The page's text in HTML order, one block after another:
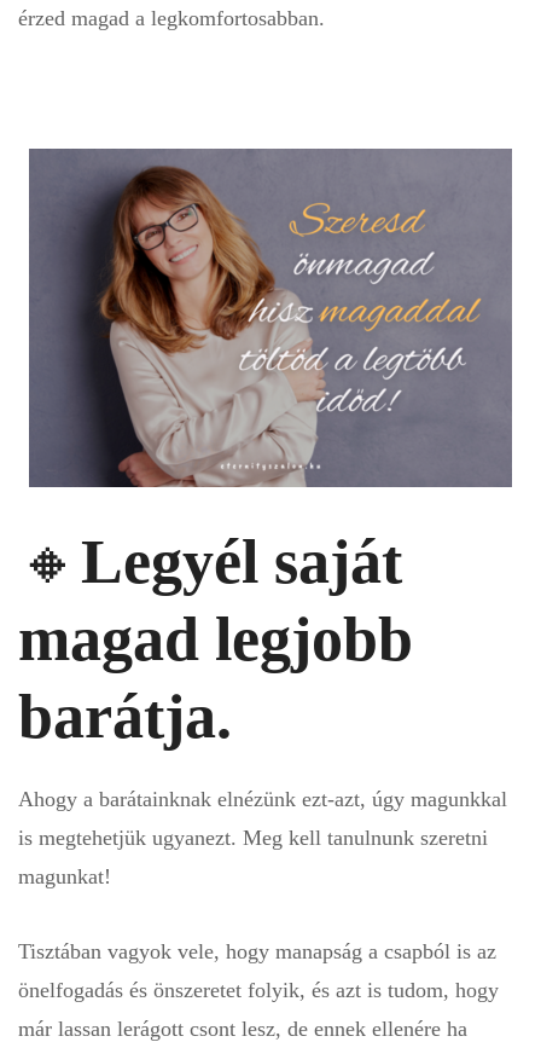
érzed magad a legkomfortosabban.
🔸 Legyél saját
magad legjobb
barátja.
Ahogy a barátainknak elnézünk ezt-azt, úgy magunkkal
is megtehetjük ugyanezt. Meg kell tanulnunk szeretni
magunkat!
Tisztában vagyok vele, hogy manapság a csapból is az
önelfogadás és önszeretet folyik, és azt is tudom, hogy
már lassan lerágott csont lesz, de ennek ellenére ha